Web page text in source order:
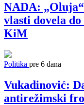
NADA:
vlasti dovela do
KiM
Politika pre 6 dana
Vukadinović:
antirežimski